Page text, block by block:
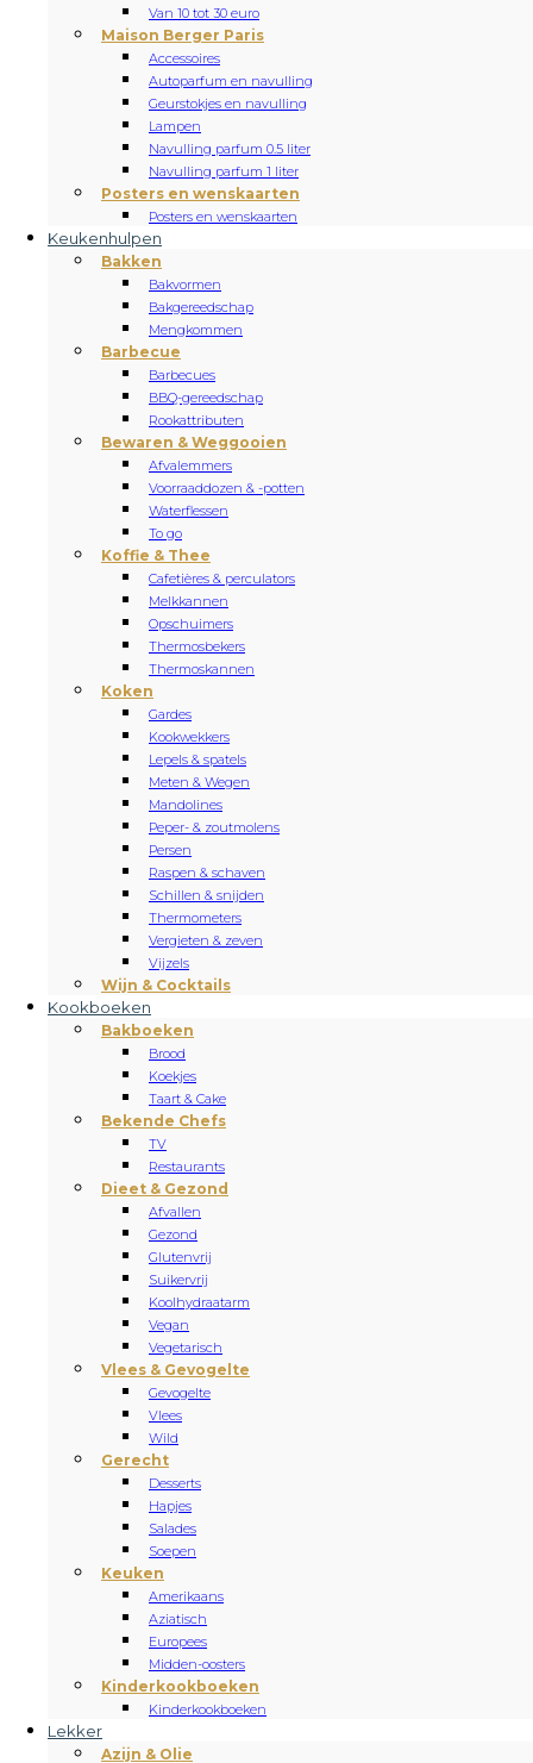
Van 10 tot 30 euro
Maison Berger Paris
Accessoires
Autoparfum en navulling
Geurstokjes en navulling
Lampen
Navulling parfum 0.5 liter
Navulling parfum 1 liter
Posters en wenskaarten
Posters en wenskaarten
Keukenhulpen
Bakken
Bakvormen
Bakgereedschap
Mengkommen
Barbecue
Barbecues
BBQ-gereedschap
Rookattributen
Bewaren & Weggooien
Afvalemmers
Voorraaddozen & -potten
Waterflessen
To go
Koffie & Thee
Cafetières & perculators
Melkkannen
Opschuimers
Thermosbekers
Thermoskannen
Koken
Gardes
Kookwekkers
Lepels & spatels
Meten & Wegen
Mandolines
Peper- & zoutmolens
Persen
Raspen & schaven
Schillen & snijden
Thermometers
Vergieten & zeven
Vijzels
Wijn & Cocktails
Kookboeken
Bakboeken
Brood
Koekjes
Taart & Cake
Bekende Chefs
TV
Restaurants
Dieet & Gezond
Afvallen
Gezond
Glutenvrij
Suikervrij
Koolhydraatarm
Vegan
Vegetarisch
Vlees & Gevogelte
Gevogelte
Vlees
Wild
Gerecht
Desserts
Hapjes
Salades
Soepen
Keuken
Amerikaans
Aziatisch
Europees
Midden-oosters
Kinderkookboeken
Kinderkookboeken
Lekker
Azijn & Olie